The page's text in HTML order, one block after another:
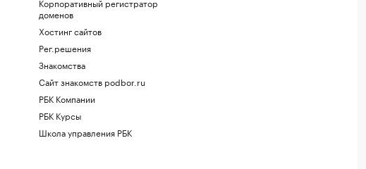
доменов
Хостинг сайтов
Рег.решения
Знакомства
Сайт знакомств podbor.ru
РБК Компании
РБК Курсы
Школа управления РБК